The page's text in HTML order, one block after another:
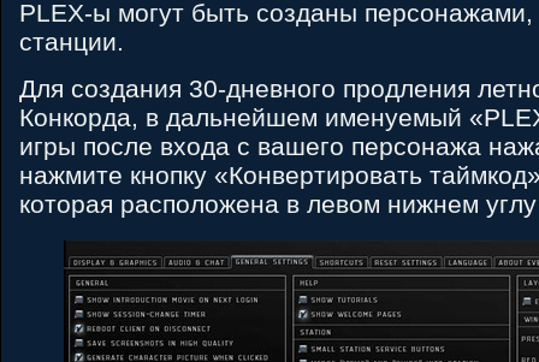
PLEX-ы могут быть созданы
станции.
Для создания 30-дневного продления
Конкорда, в дальнейшем именуемый
игры после входа с вашего персонажа
нажмите кнопку «Конвертировать
которая расположена в левом нижнем